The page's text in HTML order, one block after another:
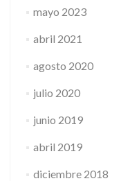
mayo 2023
abril 2021
agosto 2020
julio 2020
junio 2019
abril 2019
diciembre 2018